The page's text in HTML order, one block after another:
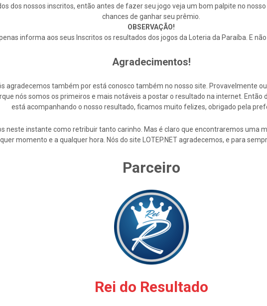
dos nossos inscritos, então antes de fazer seu jogo veja um bom palpite no
chances de ganhar seu prêmio.
OBSERVAÇÃO!
informa aos seus Inscritos os resultados dos jogos da Loteria da Paraíba. E
Agradecimentos!
agradecemos também por está conosco também no nosso site. Provavelmente
nós somos os primeiros e mais notáveis a postar o resultado na internet.
está acompanhando o nosso resultado, ficamos muito felizes, obrigado pela
neste instante como retribuir tanto carinho. Mas é claro que encontraremos uma
momento e a qualquer hora. Nós do site LOTEP.NET agradecemos, e para
Parceiro
Rei do Resultado